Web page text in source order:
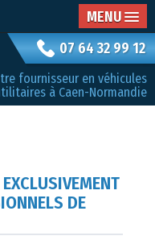
MENU
07 64 32 99 12
fournisseur en véhicules
à Caen-Normandie
DE